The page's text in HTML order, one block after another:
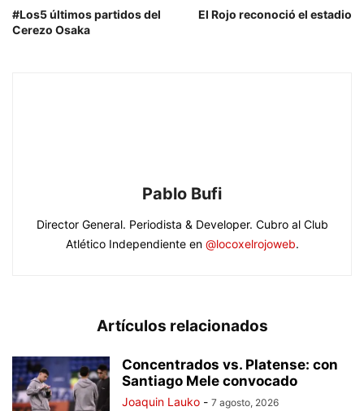
#Los5 últimos partidos del
Cerezo Osaka
El Rojo reconoció el estadio
Pablo Bufi
Director General. Periodista & Developer. Cubro al Club
Atlético Independiente en @locoxelrojoweb.
Artículos relacionados
Concentrados vs. Platense: con
Santiago Mele convocado
Joaquin Lauko - 7 agosto, 2026